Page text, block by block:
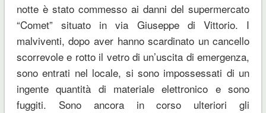
notte è stato commesso ai danni del supermercato
“Comet” situato in via Giuseppe di Vittorio. I
malviventi, dopo aver hanno scardinato un cancello
scorrevole e rotto il vetro di un’uscita di emergenza,
sono entrati nel locale, si sono impossessati di un
ingente quantità di materiale elettronico e sono
fuggiti. Sono ancora in corso ulteriori gli